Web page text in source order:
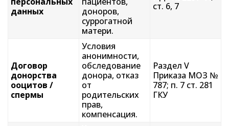
данных
доноров,
суррогатной
матери.
ст. 6, 7
Договор
донорства
ооцитов /
спермы
Условия
анонимности,
обследование
донора, отказ
от
родительских
прав,
компенсация.
Раздел V
Приказа МОЗ №
787; п. 7 ст. 281
ГКУ